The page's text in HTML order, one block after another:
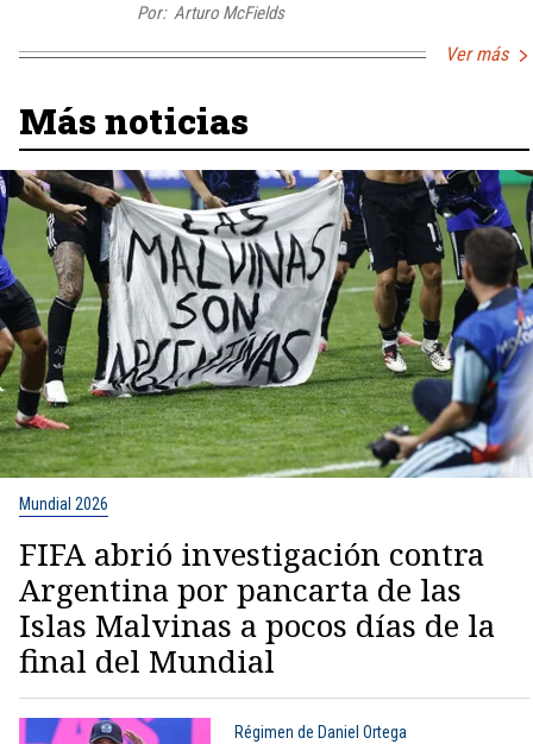
Por: Arturo McFields
Ver más
Más noticias
Mundial 2026
FIFA abrió investigación contra
Argentina por pancarta de las
Islas Malvinas a pocos días de la
final del Mundial
Régimen de Daniel Ortega